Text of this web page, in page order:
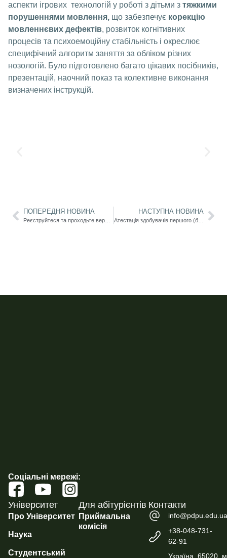
аспекти ігрових технологій у роботі з дітьми з тяжкими
порушеннями мовлення, що забезпечує корекцію
мовленнєвих дефектів, розвиток когнітивних
процесів та психоемоційну стабільність і окреслює
специфічний алгоритм заняття за обліком різних
нозологій. Було підготовлено багато цікавих посібників,
презентацій, наочний показ та колективне виконання
визначених інструкцій.
ПОПЕРЕДНЯ НОВИНА НАСТУПНА НОВИНА
Атестація здобувачів першого (бакалаврського) рівня вищої освіти спеціальності 017 «Фізична культура і спорт» заочної форми здобуття освіти
Соціальні мережі:
Університет
Про Університет
Наука
Студентський
Для абітурієнтів
Приймальна
комісія
Контакти
+38-048-731-
62-91
Україна, 65020,